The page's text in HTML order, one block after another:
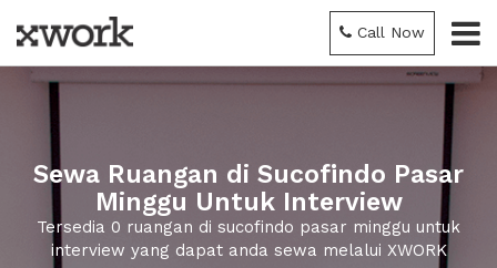
Call Now
Sewa Ruangan di Sucofindo Pasar
Minggu Untuk Interview
Tersedia 0 ruangan di sucofindo pasar minggu untuk
interview yang dapat anda sewa melalui XWORK